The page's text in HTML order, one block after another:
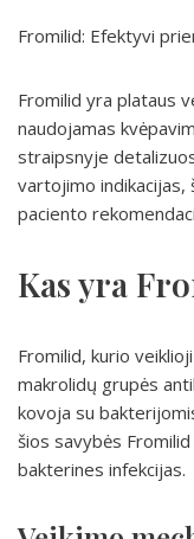
Fromilid: Efektyvi
Fromilid yra plataus
naudojamas
straipsnyje
vartojimo indikacijas,
paciento
Kas yra
Fromilid, kurio
makrolidų grupės
kovoja su
šios savybės
bakterines infekcijas.